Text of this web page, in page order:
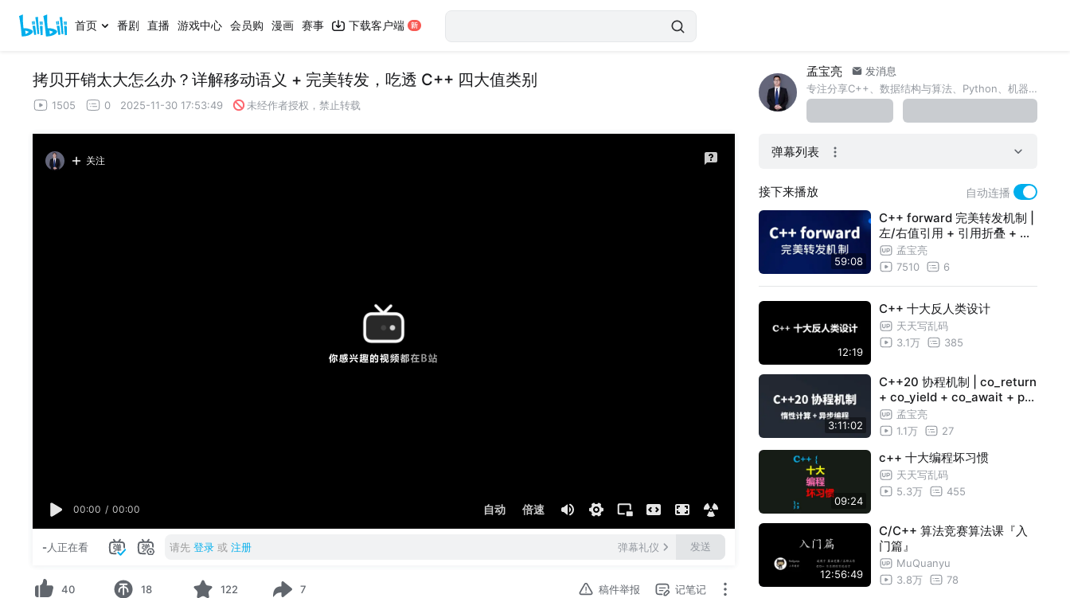
首页 番剧 直播 游戏中心 会员购 漫画 赛事 下载客户端
拷贝开销太大怎么办？详解移动语义 + 完美转发，吃透 C++ 四大值类别
1505 0 2025-11-30 17:53:49 未经作者授权，禁止转载
关注
00:00 / 00:00 自动 倍速
-人正在看 请先 登录 或 注册 弹幕礼仪 发送
40 18 122 7 稿件举报 记笔记
孟宝亮
发消息
专注分享C++、数据结构与算法、Python、机器学习、深度学习、大模型等技术课程，课程请看主页合集，欢迎交流学习。
弹幕列表
接下来播放 自动连播
59:08
C++ forward 完美转发机制 |
左/右值引用 + 引用折叠 + 工
厂函数 | 高效参数传递方法
孟宝亮
7510
6
12:19
C++ 十大反人类设计
天天写乱码
3.1万
385
3:11:02
C++20 协程机制 | co_return
+ co_yield + co_await + pro
mise_type + coroutine_han
dle
孟宝亮
1.1万
27
09:24
c++ 十大编程坏习惯
天天写乱码
5.3万
455
12:56:49
C/C++ 算法竞赛算法课『入
门篇』
MuQuanyu
3.8万
78